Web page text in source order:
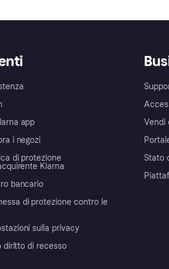
app
i negozi
di protezione
Klarna
bancario
di protezione contro le
sulla privacy
diritto di recesso
Vendi
Stato